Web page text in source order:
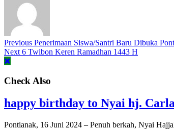
Previous Penerimaan Siswa/Santri Baru Dibuka
Next 6 Twibon Keren Ramadhan 1443 H
Check Also
happy birthday to Nyai hj.
Pontianak, 16 Juni 2024 – Penuh berkah, Nyai